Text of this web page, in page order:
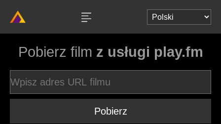
Pobierz film z usługi play.fm
Pobierz